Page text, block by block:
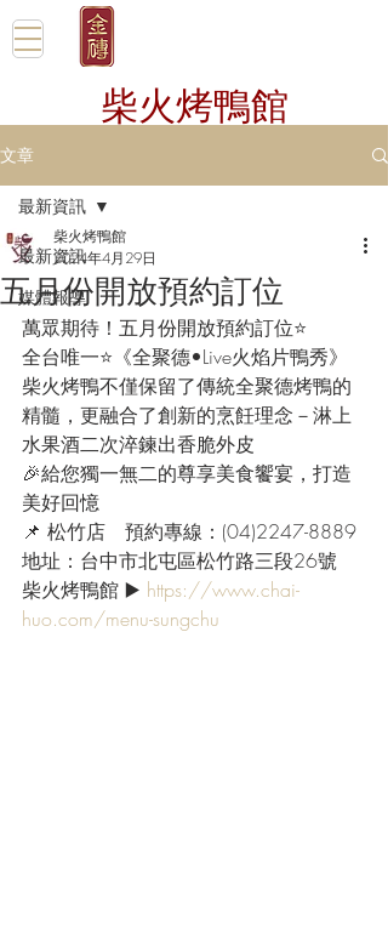
柴火烤鴨館
文章
最新資訊
媒體報導
最新資訊
五月份開放預約訂位
柴火烤鴨館
2024年4月29日
萬眾期待！五月份開放預約訂位⭐
全台唯一⭐《全聚德•Live火焰片鴨秀》
柴火烤鴨不僅保留了傳統全聚德烤鴨的
精髓，更融合了創新的烹飪理念－淋上
水果酒二次淬鍊出香脆外皮
🎉給您獨一無二的尊享美食饗宴，打造
美好回憶
📌 松竹店　預約專線：(04)2247-8889
地址：台中市北屯區松竹路三段26號
柴火烤鴨館 ▶️ https://www.chai-
huo.com/menu-sungchu